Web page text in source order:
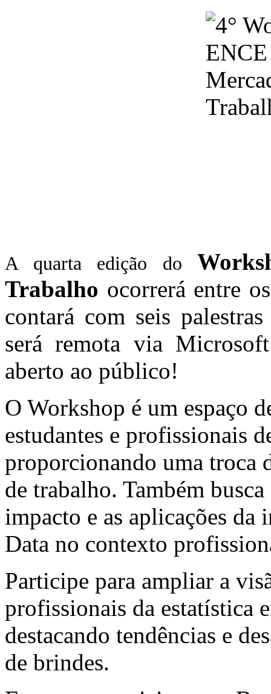
A quarta edição do
Trabalho ocorrerá entre
contará com seis
será remota via
aberto ao público!
O Workshop é um espaço
estudantes e profissionais
proporcionando uma troca
de trabalho. Também
impacto e as aplicações
Data no contexto
Participe para ampliar a
profissionais da estatística
destacando tendências e
de brindes.